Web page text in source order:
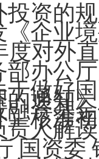
投资的
企业
度对外
部办公
通知
做好
核准
资基
人解
国资委